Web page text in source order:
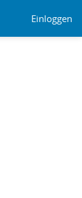
Einloggen